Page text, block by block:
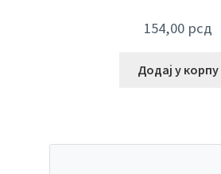
154,00 рсд
Додај у корпу